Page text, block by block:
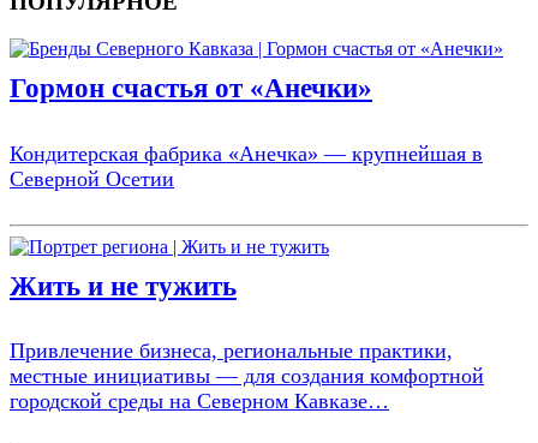
Гормон счастья от «Анечки»
Кондитерская фабрика «Анечка» — крупнейшая в
Северной Осетии
Жить и не тужить
Привлечение бизнеса, региональные практики,
местные инициативы — для создания комфортной
городской среды на Северном Кавказе…